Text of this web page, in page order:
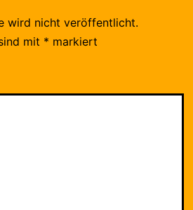
wird nicht veröffentlicht.
mit * markiert